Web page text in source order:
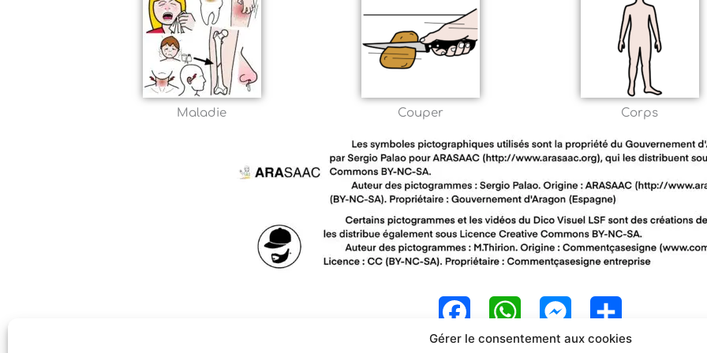
Gérer le consentement aux cookies
Maladie Couper Corps
F
a
W
h
M
e
P
a